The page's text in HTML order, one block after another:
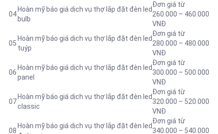
04
Hoàn mỹ báo giá dịch vụ thợ lắp đặt đèn led
bulb
Đơn giá từ
260.000 – 460.000
VNĐ
05
Hoàn mỹ báo giá dịch vụ thợ lắp đặt đèn led
tuýp
Đơn giá từ
280.000 – 480.000
VNĐ
06
Hoàn mỹ báo giá dịch vụ thợ lắp đặt đèn led
panel
Đơn giá từ
300.000 – 500.000
VNĐ
07
Hoàn mỹ báo giá dịch vụ thợ lắp đặt đèn led
classic
Đơn giá từ
320.000 – 520.000
VNĐ
08
Hoàn mỹ báo giá dịch vụ thợ lắp đặt đèn led
Đơn giá từ
340.000 – 540.000